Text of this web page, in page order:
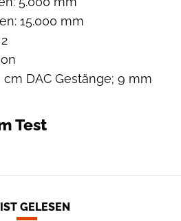
15.000 mm
cm DAC Gestänge; 9 mm
Test
GELESEN